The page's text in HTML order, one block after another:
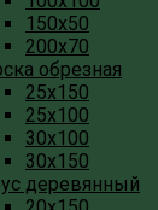
150x50
200x70
обрезная
25x150
25x100
30x100
30x150
деревянный